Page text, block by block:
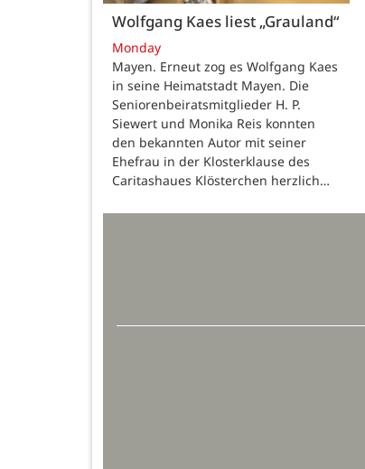
Wolfgang Kaes liest „Grauland“
Monday
Mayen. Erneut zog es Wolfgang Kaes
in seine Heimatstadt Mayen. Die
Seniorenbeiratsmitglieder H. P.
Siewert und Monika Reis konnten
den bekannten Autor mit seiner
Ehefrau in der Klosterklause des
Caritashaues Klösterchen herzlich…